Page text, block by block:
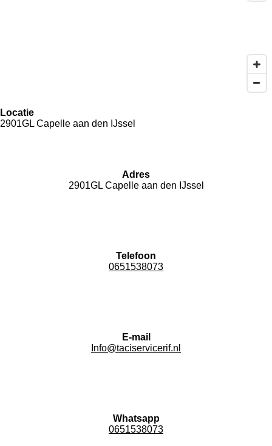
Locatie
2901GL Capelle aan den IJssel
Adres
2901GL Capelle aan den IJssel
Telefoon
0651538073
E-mail
Info@taciservicerif.nl
Whatsapp
0651538073